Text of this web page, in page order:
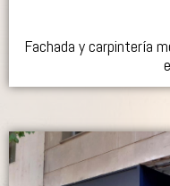
Fachada y carpintería